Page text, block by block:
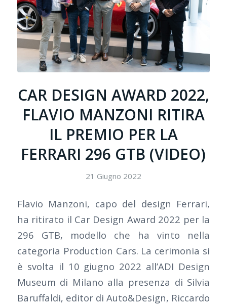
CAR DESIGN AWARD 2022,
FLAVIO MANZONI RITIRA
IL PREMIO PER LA
FERRARI 296 GTB (VIDEO)
21 Giugno 2022
Flavio Manzoni, capo del design Ferrari,
ha ritirato il Car Design Award 2022 per la
296 GTB, modello che ha vinto nella
categoria Production Cars. La cerimonia si
è svolta il 10 giugno 2022 all’ADI Design
Museum di Milano alla presenza di Silvia
Baruffaldi, editor di Auto&Design, Riccardo